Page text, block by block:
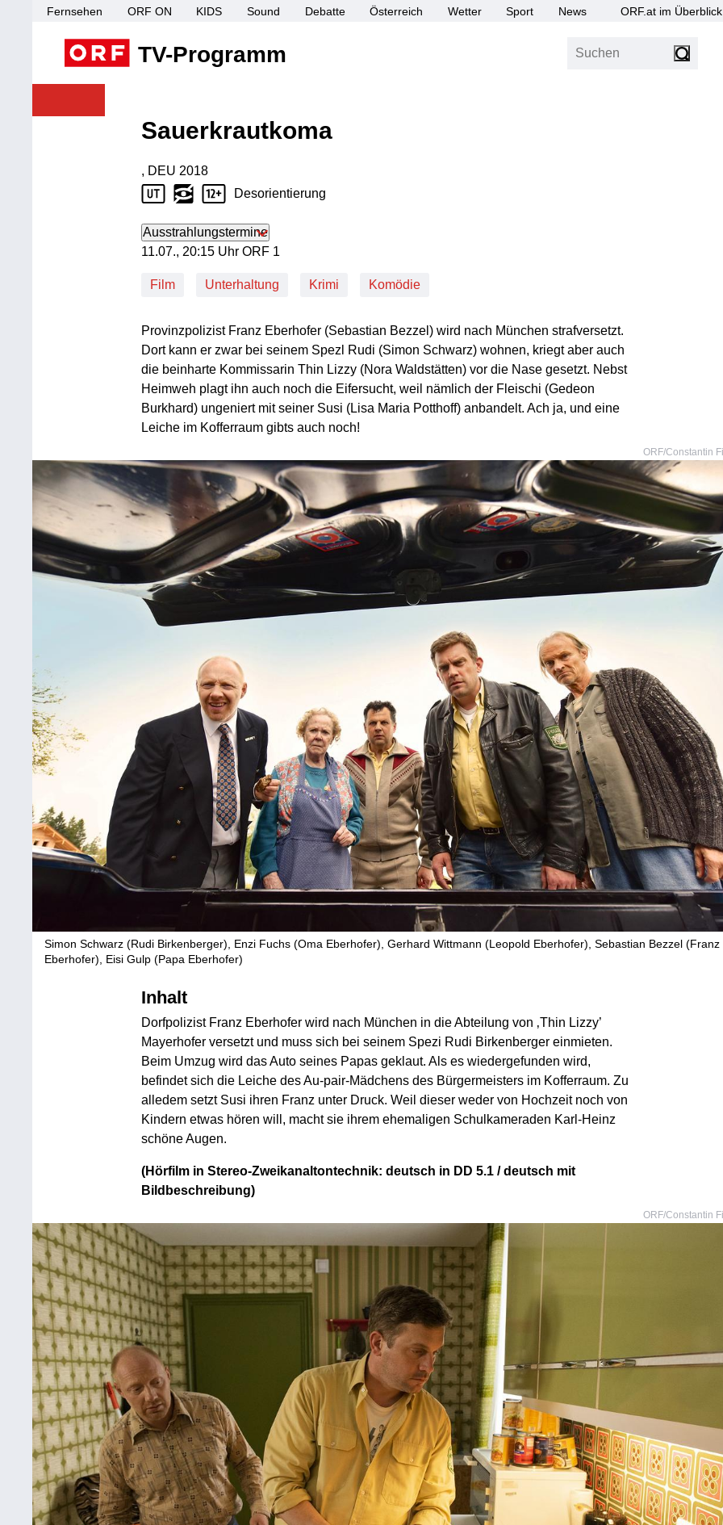
Fernsehen ORF ON KIDS Sound Debatte Österreich Wetter Sport News ORF.at im Überblick
TV-Programm Suchen
Sauerkrautkoma
Produktionsland: DEU
, DEU
Produktionsjahr: 2018
2018
Jugendschutz Beschreibung: Desorientierung
Desorientierung
Ausstrahlungstermine
11. Juli, 20:15 Uhr in ORF 1
11.07., 20:15 Uhr ORF 1
Film Unterhaltung Krimi Komödie
Provinzpolizist Franz Eberhofer (Sebastian Bezzel) wird nach München strafversetzt.
Dort kann er zwar bei seinem Spezl Rudi (Simon Schwarz) wohnen, kriegt aber auch
die beinharte Kommissarin Thin Lizzy (Nora Waldstätten) vor die Nase gesetzt. Nebst
Heimweh plagt ihn auch noch die Eifersucht, weil nämlich der Fleischi (Gedeon
Burkhard) ungeniert mit seiner Susi (Lisa Maria Potthoff) anbandelt. Ach ja, und eine
Leiche im Kofferraum gibts auch noch!
ORF/Constantin
Simon Schwarz (Rudi Birkenberger), Enzi Fuchs (Oma Eberhofer), Gerhard Wittmann (Leopold Eberhofer), Sebastian Bezzel (Franz
Eberhofer), Eisi Gulp (Papa Eberhofer)
Inhalt
Dorfpolizist Franz Eberhofer wird nach München in die Abteilung von ‚Thin Lizzy’
Mayerhofer versetzt und muss sich bei seinem Spezi Rudi Birkenberger einmieten.
Beim Umzug wird das Auto seines Papas geklaut. Als es wiedergefunden wird,
befindet sich die Leiche des Au-pair-Mädchens des Bürgermeisters im Kofferraum. Zu
alledem setzt Susi ihren Franz unter Druck. Weil dieser weder von Hochzeit noch von
Kindern etwas hören will, macht sie ihrem ehemaligen Schulkameraden Karl-Heinz
schöne Augen.
(Hörfilm in Stereo-Zweikanaltontechnik: deutsch in DD 5.1 / deutsch mit
Bildbeschreibung)
ORF/Constantin